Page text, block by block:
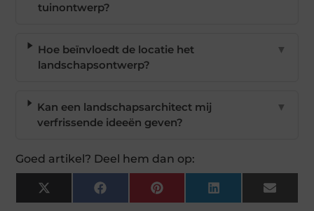
tuinontwerp?
Hoe beïnvloedt de locatie het
landschapsontwerp?
▼
Kan een landschapsarchitect mij
verfrissende ideeën geven?
▼
Goed artikel? Deel hem dan op:
X
(Twitter)
FacebookPinterest LinkedIn Email